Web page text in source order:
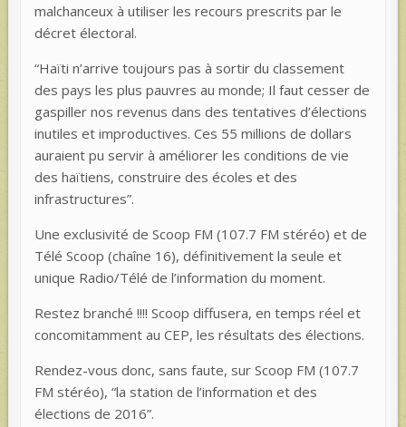
malchanceux à utiliser les recours prescrits par le
décret électoral.
“Haïti n’arrive toujours pas à sortir du classement
des pays les plus pauvres au monde; Il faut cesser de
gaspiller nos revenus dans des tentatives d’élections
inutiles et improductives. Ces 55 millions de dollars
auraient pu servir à améliorer les conditions de vie
des haïtiens, construire des écoles et des
infrastructures”.
Une exclusivité de Scoop FM (107.7 FM stéréo) et de
Télé Scoop (chaîne 16), définitivement la seule et
unique Radio/Télé de l’information du moment.
Restez branché !!!! Scoop diffusera, en temps réel et
concomitamment au CEP, les résultats des élections.
Rendez-vous donc, sans faute, sur Scoop FM (107.7
FM stéréo), “la station de l’information et des
élections de 2016”.